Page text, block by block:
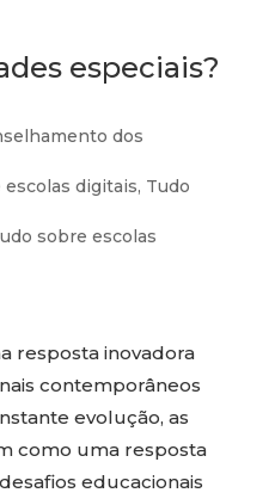
especiais?
dos
escolas digitais, Tudo
sobre escolas
resposta inovadora
contemporâneos
evolução, as
como uma resposta
educacionais